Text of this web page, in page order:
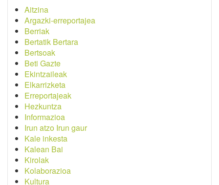
Aitzina
Argazki-erreportajea
Berriak
Bertatik Bertara
Bertsoak
Beti Gazte
Ekintzaileak
Elkarrizketa
Erreportajeak
Hezkuntza
Informazioa
Irun atzo Irun gaur
Kale inkesta
Kalean Bai
Kirolak
Kolaborazioa
Kultura